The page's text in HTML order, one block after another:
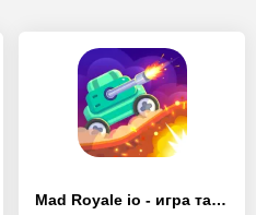
Mad Royale io - игра танчики